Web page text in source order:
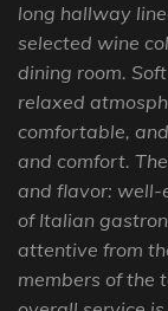
long hallway
selected wine
dining room.
relaxed
comfortable,
and comfort.
and flavor: well-
of Italian
attentive from
members of the